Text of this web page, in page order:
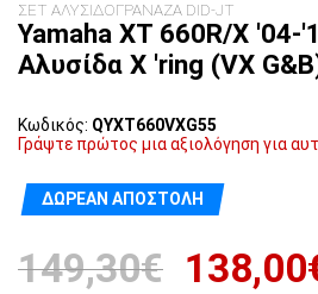
ΣΕΤ ΑΛΥΣΙΔΟΓΡΑΝΑΖΑ DID-JT
Yamaha XT 660R/X '04-
Αλυσίδα X 'ring (VX
Κωδικός: QYXT660VXG55
Γράψτε πρώτος μια αξιολόγηση για
ΔΩΡΕΆΝ ΑΠΟΣΤΟΛΉ
149,30€